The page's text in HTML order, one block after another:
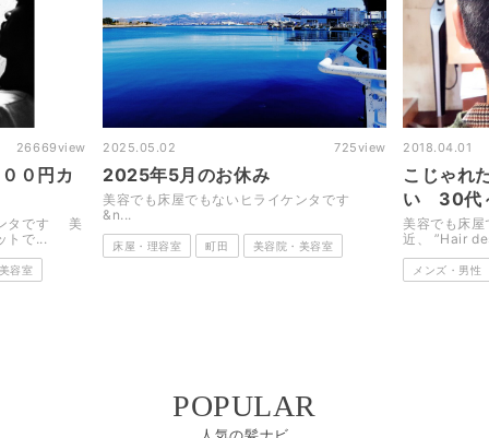
26669view
０円カ
ンタです 美
トで...
容室
2025.05.02 725view
2025年5月のお休み
美容でも床屋でもないヒライケンタです
&n...
床屋・理容室 町田 美容院・美容室
2018.04.01
こじゃれ
い 30代
美容でも床
近、 ”Hair
メンズ・男性
POPULAR